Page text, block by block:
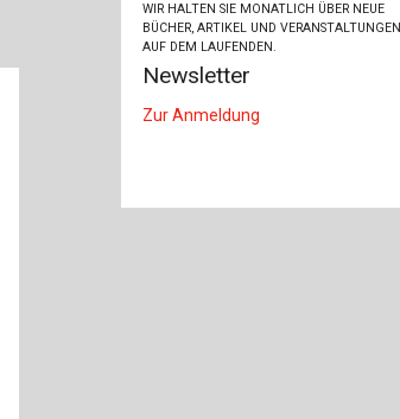
WIR HALTEN SIE MONATLICH ÜBER NEUE
BÜCHER, ARTIKEL UND VERANSTALTUNGEN
AUF DEM LAUFENDEN.
Newsletter
Zur Anmeldung